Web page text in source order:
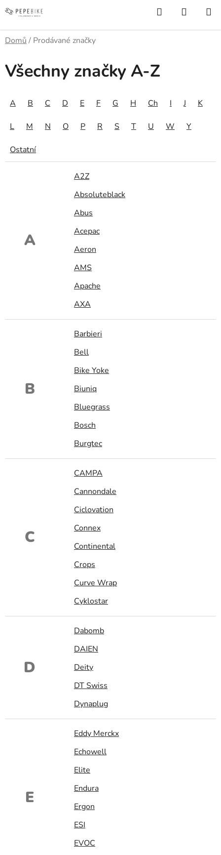
na
Hledat
KOŠÍK
Domů / Prodávané značky
Všechny značky A-Z
A B C D E F G H Ch I J K
L M N O P R S T U W Y
Ostatní
A
A2Z
Absoluteblack
Abus
Acepac
Aeron
AMS
Apache
AXA
B
Barbieri
Bell
Bike Yoke
Biuniq
Bluegrass
Bosch
Burgtec
C
CAMPA
Cannondale
Ciclovation
Connex
Continental
Crops
Curve Wrap
Cyklostar
D
Dabomb
DAIEN
Deity
DT Swiss
Dynaplug
E
Eddy Merckx
Echowell
Elite
Endura
Ergon
ESI
EVOC